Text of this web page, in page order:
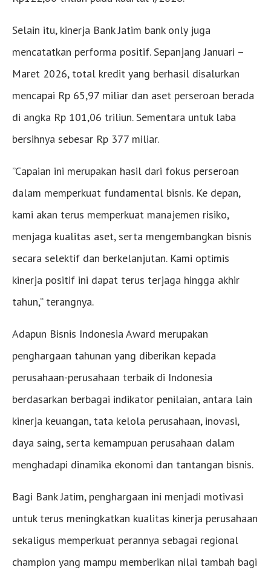
Selain itu, kinerja Bank Jatim bank only juga
mencatatkan performa positif. Sepanjang Januari –
Maret 2026, total kredit yang berhasil disalurkan
mencapai Rp 65,97 miliar dan aset perseroan berada
di angka Rp 101,06 triliun. Sementara untuk laba
bersihnya sebesar Rp 377 miliar.
”Capaian ini merupakan hasil dari fokus perseroan
dalam memperkuat fundamental bisnis. Ke depan,
kami akan terus memperkuat manajemen risiko,
menjaga kualitas aset, serta mengembangkan bisnis
secara selektif dan berkelanjutan. Kami optimis
kinerja positif ini dapat terus terjaga hingga akhir
tahun,” terangnya.
Adapun Bisnis Indonesia Award merupakan
penghargaan tahunan yang diberikan kepada
perusahaan-perusahaan terbaik di Indonesia
berdasarkan berbagai indikator penilaian, antara lain
kinerja keuangan, tata kelola perusahaan, inovasi,
daya saing, serta kemampuan perusahaan dalam
menghadapi dinamika ekonomi dan tantangan bisnis.
Bagi Bank Jatim, penghargaan ini menjadi motivasi
untuk terus meningkatkan kualitas kinerja perusahaan
sekaligus memperkuat perannya sebagai regional
champion yang mampu memberikan nilai tambah bagi